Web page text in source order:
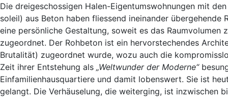
Die dreigeschossigen Halen-Eigentumswohnungen mit
soleil) aus Beton haben fliessend ineinander
eine persönliche Gestaltung, soweit es das
zugeordnet. Der Rohbeton ist ein hervorstechendes
Brutalität) zugeordnet wurde, wozu auch die
Zeit ihrer Entstehung als „Weltwunder der Moderne“
Einfamilienhausquartiere und damit lobenswert. Sie ist
gelangt. Die Verhäuselung, die weiterging, ist inzwischen